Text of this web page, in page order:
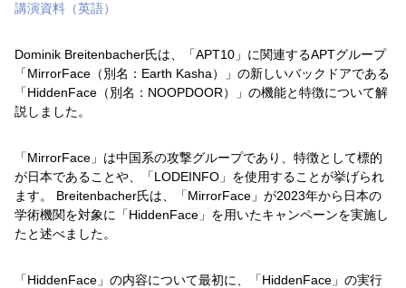
講演資料（英語）
Dominik Breitenbacher氏は、「APT10」に関連するAPTグループ
「MirrorFace（別名：Earth Kasha）」の新しいバックドアである
「HiddenFace（別名：NOOPDOOR）」の機能と特徴について解
説しました。
「MirrorFace」は中国系の攻撃グループであり、特徴として標的
が日本であることや、「LODEINFO」を使用することが挙げられ
ます。 Breitenbacher氏は、「MirrorFace」が2023年から日本の
学術機関を対象に「HiddenFace」を用いたキャンペーンを実施し
たと述べました。
「HiddenFace」の内容について最初に、「HiddenFace」の実行